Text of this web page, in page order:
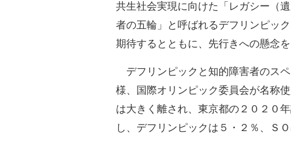
共生社会実現に向けた「レガシー（
者の五輪」と呼ばれるデフリンピッ
期待するとともに、先行きへの懸念を
デフリンピックと知的障害者のス
様、国際オリンピック委員会が名称
は大きく離され、東京都の２０２０
し、デフリンピックは５・２％、Ｓ